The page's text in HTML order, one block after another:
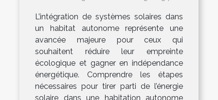
L’intégration de systèmes solaires dans
un habitat autonome représente une
avancée majeure pour ceux qui
souhaitent réduire leur empreinte
écologique et gagner en indépendance
énergétique. Comprendre les étapes
nécessaires pour tirer parti de l’énergie
solaire dans une habitation autonome